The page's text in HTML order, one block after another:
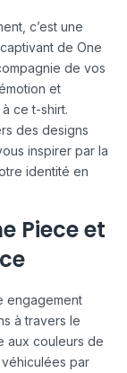
c’est une
de One
de vos
et
ce t-shirt.
des designs
inspirer par la
identité en
Piece et
engagement
à travers le
aux couleurs de
par